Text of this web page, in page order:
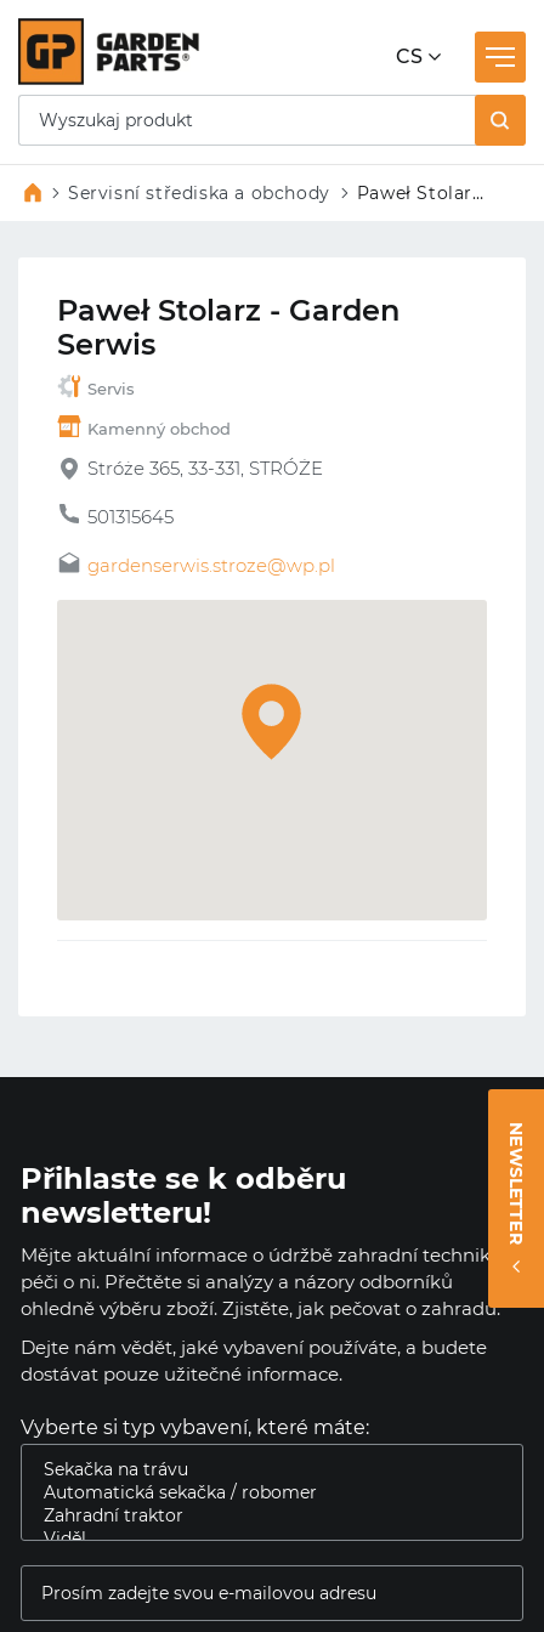
CS
Servisní střediska a obchody
Paweł Stolarz
Paweł Stolarz - Garden
Serwis
Servis
Kamenný obchod
Stróże 365, 33-331, STRÓŻE
501315645
gardenserwis.stroze@wp.pl
NEWSLETTER
Přihlaste se k odběru
newsletteru!
Mějte aktuální informace o údržbě zahradní techniky a
péči o ni. Přečtěte si analýzy a názory odborníků
ohledně výběru zboží. Zjistěte, jak pečovat o zahradu.
Dejte nám vědět, jaké vybavení používáte, a budete
dostávat pouze užitečné informace.
Vyberte si typ vybavení, které máte: